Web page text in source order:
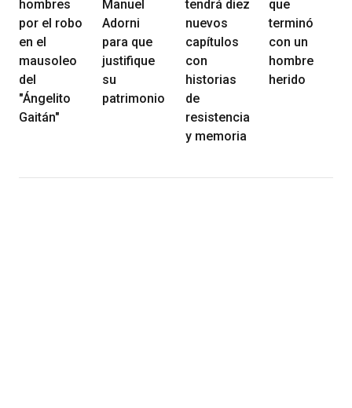
hombres
por el robo
en el
mausoleo
del
"Ángelito
Gaitán"
Manuel
Adorni
para que
justifique
su
patrimonio
tendrá diez
nuevos
capítulos
con
historias
de
resistencia
y memoria
que
terminó
con un
hombre
herido